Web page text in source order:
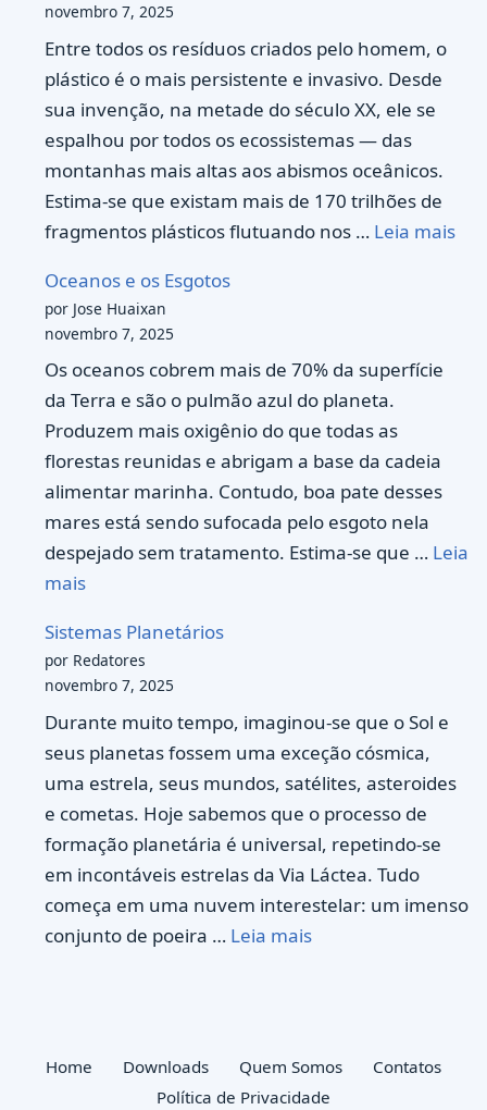
novembro 7, 2025
Entre todos os resíduos criados pelo homem, o
plástico é o mais persistente e invasivo. Desde
sua invenção, na metade do século XX, ele se
espalhou por todos os ecossistemas — das
montanhas mais altas aos abismos oceânicos.
Estima-se que existam mais de 170 trilhões de
fragmentos plásticos flutuando nos … Leia mais
Oceanos e os Esgotos
por Jose Huaixan
novembro 7, 2025
Os oceanos cobrem mais de 70% da superfície
da Terra e são o pulmão azul do planeta.
Produzem mais oxigênio do que todas as
florestas reunidas e abrigam a base da cadeia
alimentar marinha. Contudo, boa pate desses
mares está sendo sufocada pelo esgoto nela
despejado sem tratamento. Estima-se que … Leia
mais
Sistemas Planetários
por Redatores
novembro 7, 2025
Durante muito tempo, imaginou-se que o Sol e
seus planetas fossem uma exceção cósmica,
uma estrela, seus mundos, satélites, asteroides
e cometas. Hoje sabemos que o processo de
formação planetária é universal, repetindo-se
em incontáveis estrelas da Via Láctea. Tudo
começa em uma nuvem interestelar: um imenso
conjunto de poeira … Leia mais
Home Downloads Quem Somos
Contatos
Política de Privacidade